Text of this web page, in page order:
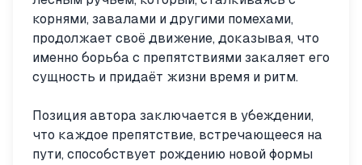
корнями, завалами и другими помехами,
продолжает своё движение, доказывая, что
именно борьба с препятствиями закаляет его
сущность и придаёт жизни время и ритм.
Позиция автора заключается в убеждении,
что каждое препятствие, встречающееся на
пути, способствует рождению новой формы